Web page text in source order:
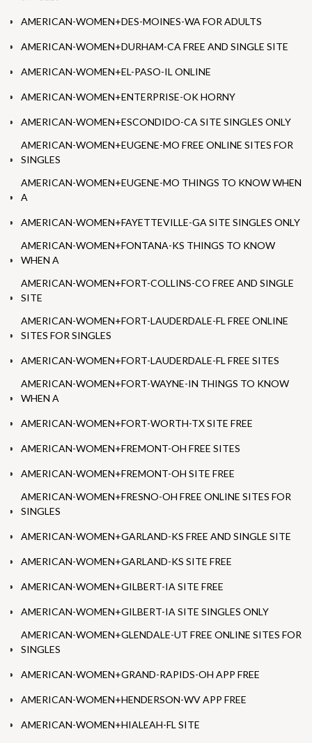
AMERICAN-WOMEN+DES-MOINES-WA FOR ADULTS
AMERICAN-WOMEN+DURHAM-CA FREE AND SINGLE SITE
AMERICAN-WOMEN+EL-PASO-IL ONLINE
AMERICAN-WOMEN+ENTERPRISE-OK HORNY
AMERICAN-WOMEN+ESCONDIDO-CA SITE SINGLES ONLY
AMERICAN-WOMEN+EUGENE-MO FREE ONLINE SITES FOR
SINGLES
AMERICAN-WOMEN+EUGENE-MO THINGS TO KNOW WHEN
A
AMERICAN-WOMEN+FAYETTEVILLE-GA SITE SINGLES ONLY
AMERICAN-WOMEN+FONTANA-KS THINGS TO KNOW
WHEN A
AMERICAN-WOMEN+FORT-COLLINS-CO FREE AND SINGLE
SITE
AMERICAN-WOMEN+FORT-LAUDERDALE-FL FREE ONLINE
SITES FOR SINGLES
AMERICAN-WOMEN+FORT-LAUDERDALE-FL FREE SITES
AMERICAN-WOMEN+FORT-WAYNE-IN THINGS TO KNOW
WHEN A
AMERICAN-WOMEN+FORT-WORTH-TX SITE FREE
AMERICAN-WOMEN+FREMONT-OH FREE SITES
AMERICAN-WOMEN+FREMONT-OH SITE FREE
AMERICAN-WOMEN+FRESNO-OH FREE ONLINE SITES FOR
SINGLES
AMERICAN-WOMEN+GARLAND-KS FREE AND SINGLE SITE
AMERICAN-WOMEN+GARLAND-KS SITE FREE
AMERICAN-WOMEN+GILBERT-IA SITE FREE
AMERICAN-WOMEN+GILBERT-IA SITE SINGLES ONLY
AMERICAN-WOMEN+GLENDALE-UT FREE ONLINE SITES FOR
SINGLES
AMERICAN-WOMEN+GRAND-RAPIDS-OH APP FREE
AMERICAN-WOMEN+HENDERSON-WV APP FREE
AMERICAN-WOMEN+HIALEAH-FL SITE